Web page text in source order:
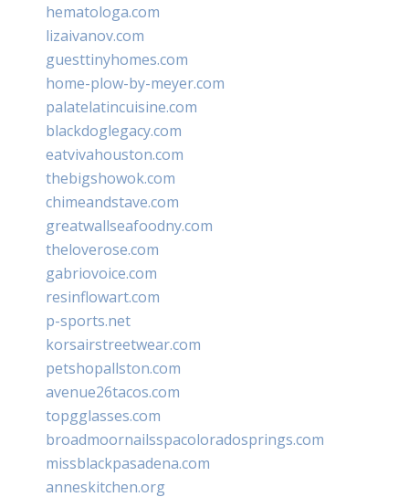
hematologa.com
lizaivanov.com
guesttinyhomes.com
home-plow-by-meyer.com
palatelatincuisine.com
blackdoglegacy.com
eatvivahouston.com
thebigshowok.com
chimeandstave.com
greatwallseafoodny.com
theloverose.com
gabriovoice.com
resinflowart.com
p-sports.net
korsairstreetwear.com
petshopallston.com
avenue26tacos.com
topgglasses.com
broadmoornailsspacoloradosprings.com
missblackpasadena.com
anneskitchen.org